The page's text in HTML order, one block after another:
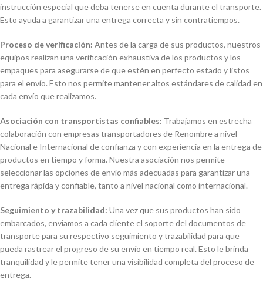
instrucción especial que deba tenerse en cuenta durante el transporte.
Esto ayuda a garantizar una entrega correcta y sin contratiempos.
Proceso de verificación: Antes de la carga de sus productos, nuestros
equipos realizan una verificación exhaustiva de los productos y los
empaques para asegurarse de que estén en perfecto estado y listos
para el envío. Esto nos permite mantener altos estándares de calidad en
cada envío que realizamos.
Asociación con transportistas confiables: Trabajamos en estrecha
colaboración con empresas transportadores de Renombre a nivel
Nacional e Internacional de confianza y con experiencia en la entrega de
productos en tiempo y forma. Nuestra asociación nos permite
seleccionar las opciones de envío más adecuadas para garantizar una
entrega rápida y confiable, tanto a nivel nacional como internacional.
Seguimiento y trazabilidad: Una vez que sus productos han sido
embarcados, enviamos a cada cliente el soporte del documentos de
transporte para su respectivo seguimiento y trazabilidad para que
pueda rastrear el progreso de su envío en tiempo real. Esto le brinda
tranquilidad y le permite tener una visibilidad completa del proceso de
entrega.